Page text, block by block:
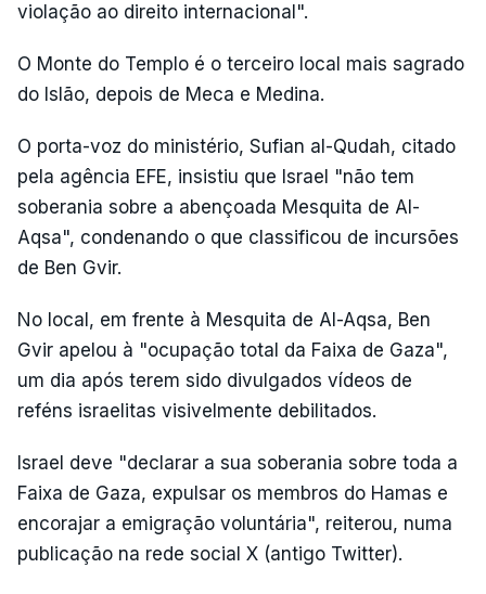
violação ao direito internacional".
O Monte do Templo é o terceiro local mais sagrado
do Islão, depois de Meca e Medina.
O porta-voz do ministério, Sufian al-Qudah, citado
pela agência EFE, insistiu que Israel "não tem
soberania sobre a abençoada Mesquita de Al-
Aqsa", condenando o que classificou de incursões
de Ben Gvir.
No local, em frente à Mesquita de Al-Aqsa, Ben
Gvir apelou à "ocupação total da Faixa de Gaza",
um dia após terem sido divulgados vídeos de
reféns israelitas visivelmente debilitados.
Israel deve "declarar a sua soberania sobre toda a
Faixa de Gaza, expulsar os membros do Hamas e
encorajar a emigração voluntária", reiterou, numa
publicação na rede social X (antigo Twitter).